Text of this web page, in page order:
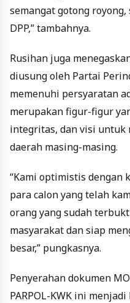
semangat gotong
DPP,” tambahnya.
Rusihan juga
diusung oleh Partai
memenuhi persyaratan
merupakan figur-figur
integritas, dan visi untuk
daerah masing-masing.
“Kami optimistis dengan
para calon yang telah
orang yang sudah
masyarakat dan siap
besar,” pungkasnya.
Penyerahan dokumen
PARPOL-KWK ini